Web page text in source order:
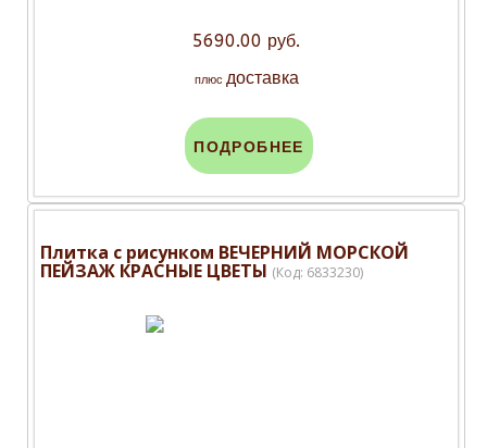
5690.00 руб.
плюс доставка
ПОДРОБНЕЕ
Плитка с рисунком ВЕЧЕРНИЙ МОРСКОЙ
ПЕЙЗАЖ КРАСНЫЕ ЦВЕТЫ (Код: 6833230)